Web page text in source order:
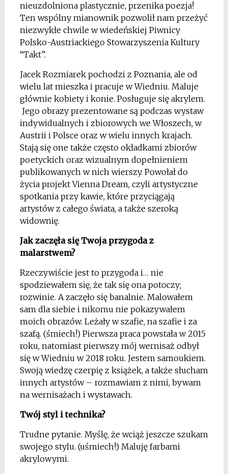
nieuzdolniona plastycznie, przenika poezja!
Ten wspólny mianownik pozwolił nam przeżyć
niezwykłe chwile w wiedeńskiej Piwnicy
Polsko-Austriackiego Stowarzyszenia Kultury
“Takt”.
Jacek Rozmiarek pochodzi z Poznania, ale od
wielu lat mieszka i pracuje w Wiedniu. Maluje
głównie kobiety i konie. Posługuje się akrylem.
Jego obrazy prezentowane są podczas wystaw
indywidualnych i zbiorowych we Włoszech, w
Austrii i Polsce oraz w wielu innych krajach.
Stają się one także często okładkami zbiorów
poetyckich oraz wizualnym dopełnieniem
publikowanych w nich wierszy. Powołał do
życia projekt Vienna Dream, czyli artystyczne
spotkania przy kawie, które przyciągają
artystów z całego świata, a także szeroką
widownię.
Jak zaczęła się Twoja przygoda z
malarstwem?
Rzeczywiście jest to przygoda i… nie
spodziewałem się, że tak się ona potoczy;
rozwinie. A zaczęło się banalnie. Malowałem
sam dla siebie i nikomu nie pokazywałem
moich obrazów. Leżały w szafie, na szafie i za
szafą. (śmiech!) Pierwsza praca powstała w 2015
roku, natomiast pierwszy mój wernisaż odbył
się w Wiedniu w 2018 roku. Jestem samoukiem.
Swoją wiedzę czerpię z książek, a także słucham
innych artystów – rozmawiam z nimi, bywam
na wernisażach i wystawach.
Twój styl i technika?
Trudne pytanie. Myślę, że wciąż jeszcze szukam
swojego stylu. (uśmiech!) Maluję farbami
akrylowymi.